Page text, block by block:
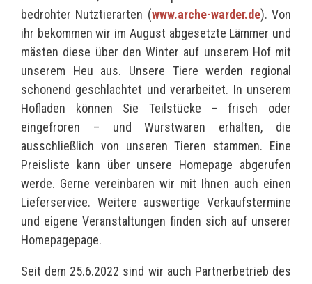
bedrohter Nutztierarten (www.arche-warder.de). Von
ihr bekommen wir im August abgesetzte Lämmer und
mästen diese über den Winter auf unserem Hof mit
unserem Heu aus. Unsere Tiere werden regional
schonend geschlachtet und verarbeitet. In unserem
Hofladen können Sie Teilstücke – frisch oder
eingefroren – und Wurstwaren erhalten, die
ausschließlich von unseren Tieren stammen. Eine
Preisliste kann über unsere Homepage abgerufen
werde. Gerne vereinbaren wir mit Ihnen auch einen
Lieferservice. Weitere auswertige Verkaufstermine
und eigene Veranstaltungen finden sich auf unserer
Homepagepage.
Seit dem 25.6.2022 sind wir auch Partnerbetrieb des